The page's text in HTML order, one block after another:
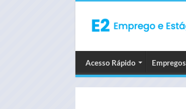
Acesso Rápido Empregos